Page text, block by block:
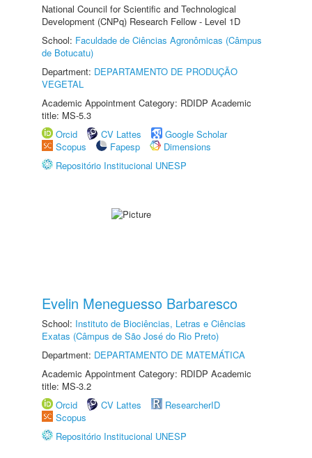
National Council for Scientific and Technological
Development (CNPq) Research Fellow - Level 1D
School: Faculdade de Ciências Agronômicas (Câmpus
de Botucatu)
Department: DEPARTAMENTO DE PRODUÇÃO
VEGETAL
Academic Appointment Category: RDIDP Academic
title: MS-5.3
Orcid
CV Lattes
Google Scholar
Scopus
Fapesp
Dimensions
Repositório Institucional UNESP
Evelin Meneguesso Barbaresco
School: Instituto de Biociências, Letras e Ciências
Exatas (Câmpus de São José do Rio Preto)
Department: DEPARTAMENTO DE MATEMÁTICA
Academic Appointment Category: RDIDP Academic
title: MS-3.2
Orcid
CV Lattes
ResearcherID
Scopus
Repositório Institucional UNESP